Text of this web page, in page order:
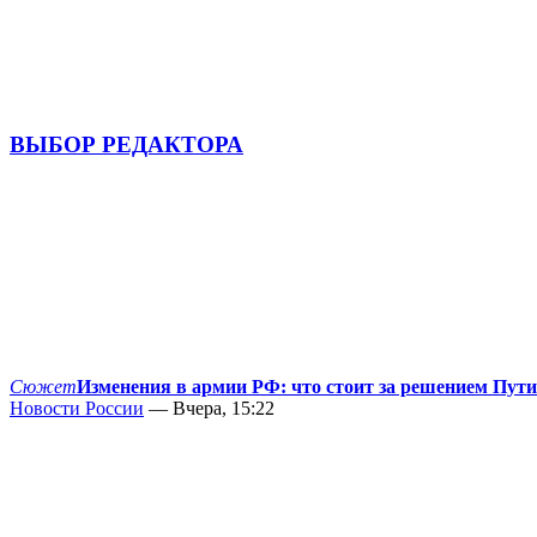
ВЫБОР РЕДАКТОРА
СюжетИзменения в армии РФ: что стоит за решением
Новости России — Вчера, 15:22